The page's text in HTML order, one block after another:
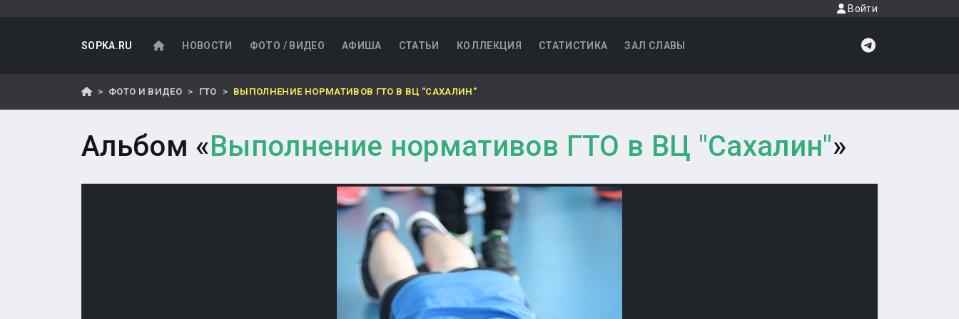
Войти
SOPKA.RU НОВОСТИ ФОТО / ВИДЕО АФИША СТАТЬИ КОЛЛЕКЦИЯ СТАТИСТИКА ЗАЛ СЛАВЫ
ФОТО И ВИДЕО ГТО ВЫПОЛНЕНИЕ НОРМАТИВОВ ГТО В ВЦ "САХАЛИН"
Альбом «Выполнение нормативов ГТО в ВЦ "Сахалин"»